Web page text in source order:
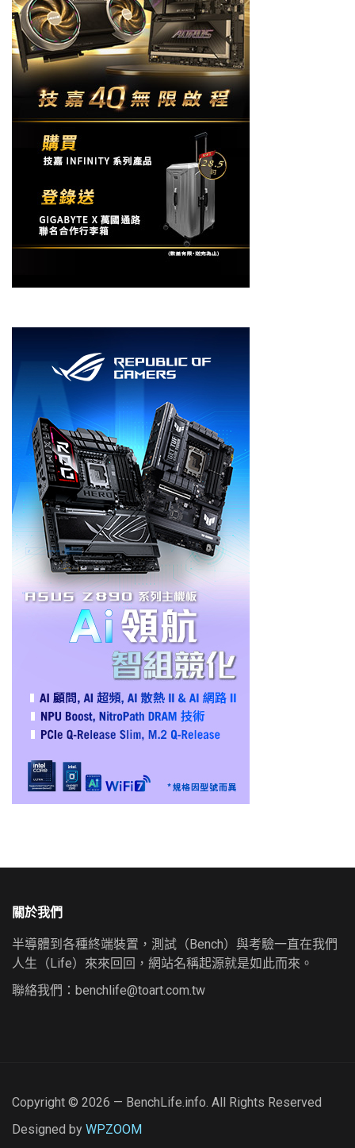
關於我們
半導體到各種終端裝置，測試（Bench）與考驗一直在我們
人生（Life）來來回回，網站名稱起源就是如此而來。
聯絡我們： benchlife@toart.com.tw
Copyright © 2026 — BenchLife.info. All Rights Reserved
Designed by WPZOOM